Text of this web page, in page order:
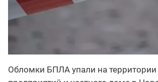
Обломки БПЛА упали на территории